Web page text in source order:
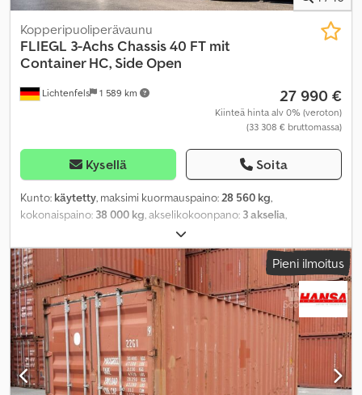
Lichtenfels 1 589 km
Kopperipuoliperävaunu
FLIEGL 3-Achs Chassis 40 FT mit
Container HC, Side Open
27 990 €
Kiinteä hinta alv 0% (veroton)
(33 308 € bruttomassa)
Kysellä Soita
Kunto: käytetty, maksimi kuormauspaino:28 560 kg,
kokonaispaino: 38 000 kg, akselikokoonpano: 3 akselia,
, seuraava tarkastus (TÜV):
kuormatilan pituus:12 032 mm, lastitilan leveys:2 352 mm,
kuormatilan korkeus:
2 698 mm , kuormatilan tilavuus:68 m³,
kokonaisleveys:
2 550 mm, kokonaiskorkeus: 4 000 mm,
Valmistusvuosi:2023, Varusteet:ABS
Pieni ilmoitus